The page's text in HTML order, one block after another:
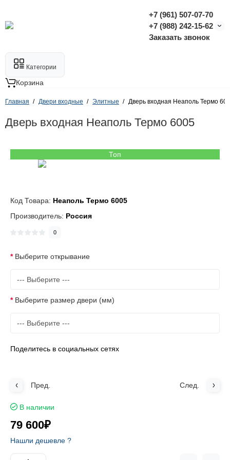
+7 (961) 507-07-70
+7 (988) 242-15-62
Заказать звонок
Категории
Корзина
Главная Двери входные Элитные Дверь входная Неаполь Термо
Дверь входная Неаполь Термо 6005
Топ
Код Товара: Неаполь Термо 6005
Производитель: Россия
0
Выберите открывание
Выберите размер двери (мм)
Поделитесь в социальных сетях
Пред. След.
В наличии
79 600₽
Нашли дешевле ?